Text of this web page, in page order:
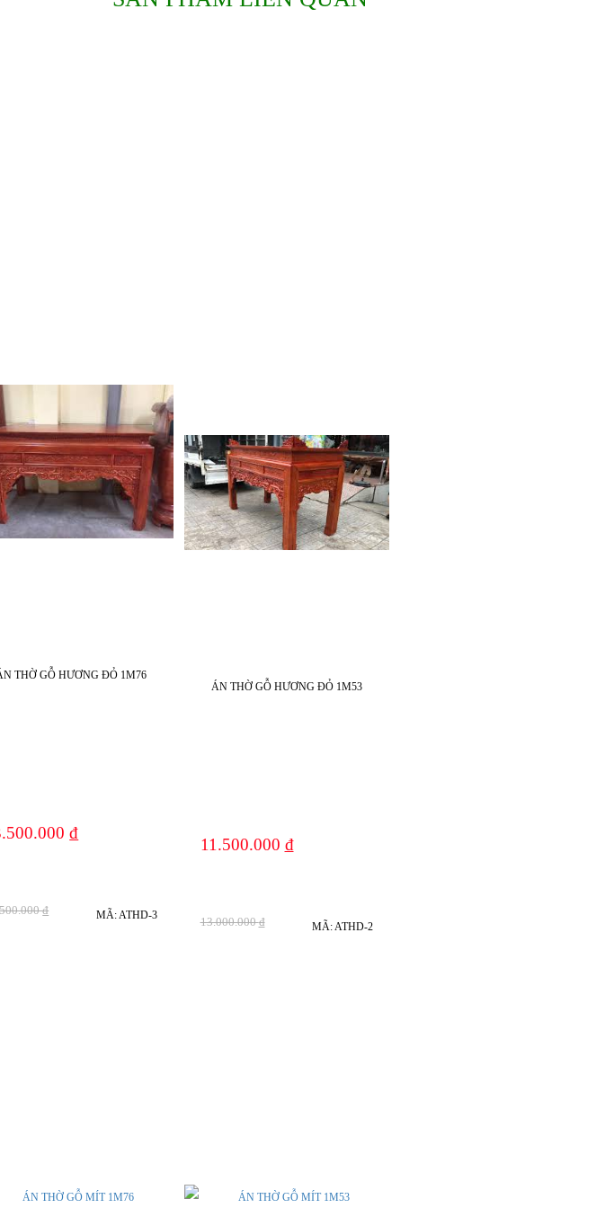
THỜ GỖ HƯƠNG ĐỎ 1M76
đ
đ MÃ: ATHD-3
ÁN THỜ GỖ HƯƠNG ĐỎ 1M53
11.500.000 đ
13.000.000đ MÃ: ATHD-2